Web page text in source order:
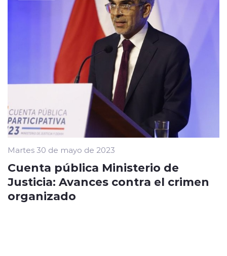
Martes 30 de mayo de 2023
Cuenta pública Ministerio de
Justicia: Avances contra el crimen
organizado